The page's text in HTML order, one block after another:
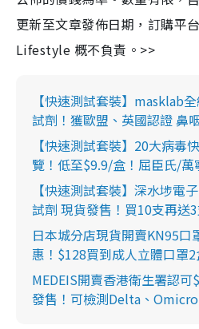
更新至文章發佈日期，訂購平
Lifestyle 概不負責。>>
【快速測試套裝】masklab
試劑！獲歐盟、英國認證 鼻
【快速測試套裝】20大病毒
覽！低至$9.9/盒！屈臣氏/
【快速測試套裝】深水埗電
試劑 現貨發售！買10支再送
日本城分店現貨開賣KN95口
惠！$128買到成人立體口罩
MEDEIS開賣香港衛生署認
發售！可檢測Delta、